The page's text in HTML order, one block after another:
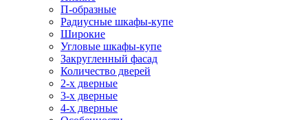
П-образные
Радиусные шкафы-купе
Широкие
Угловые шкафы-купе
Закругленный фасад
Количество дверей
2-х дверные
3-х дверные
4-х дверные